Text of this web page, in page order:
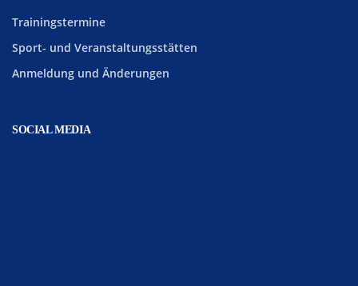
Trainingstermine
Sport- und Veranstaltungsstätten
Anmeldung und Änderungen
SOCIAL MEDIA